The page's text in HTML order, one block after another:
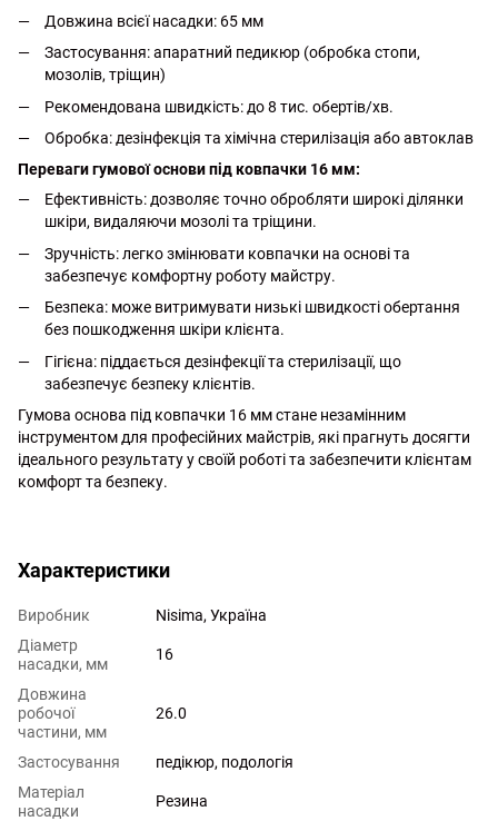
Довжина всієї насадки: 65 мм
Застосування: апаратний педикюр (обробка стопи,
мозолів, тріщин)
Рекомендована швидкість: до 8 тис. обертів/хв.
Обробка: дезінфекція та хімічна стерилізація або автоклав
Переваги гумової основи під ковпачки 16 мм:
Ефективність: дозволяє точно обробляти широкі ділянки
шкіри, видаляючи мозолі та тріщини.
Зручність: легко змінювати ковпачки на основі та
забезпечує комфортну роботу майстру.
Безпека: може витримувати низькі швидкості обертання
без пошкодження шкіри клієнта.
Гігієна: піддається дезінфекції та стерилізації, що
забезпечує безпеку клієнтів.
Гумова основа під ковпачки 16 мм стане незамінним
інструментом для професійних майстрів, які прагнуть досягти
ідеального результату у своїй роботі та забезпечити клієнтам
комфорт та безпеку.
Характеристики
Виробник
Nisima, Україна
Діаметр
насадки, мм
16
Довжина
робочої
частини, мм
26.0
Застосування
педікюр, подологія
Матеріал
насадки
Резина